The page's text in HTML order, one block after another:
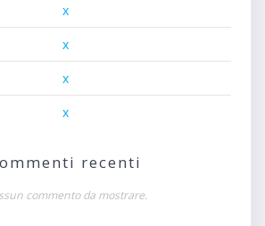
x
x
x
x
recenti
commento da mostrare.